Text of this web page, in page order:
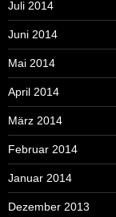
Juli 2014
Juni 2014
Mai 2014
April 2014
März 2014
Februar 2014
Januar 2014
Dezember 2013